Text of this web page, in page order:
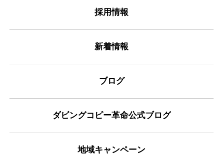
採用情報
新着情報
ブログ
ダビングコピー革命公式ブログ
地域キャンペーン